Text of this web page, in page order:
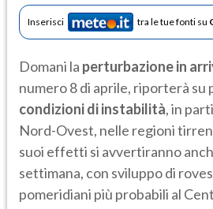
Inserisci tra le tue fonti su
Domani la perturbazione in
numero 8 di aprile, riporterà su
condizioni di instabilità, in
Nord-Ovest, nelle regioni
suoi effetti si avvertiranno
settimana, con sviluppo di
pomeridiani più probabili al